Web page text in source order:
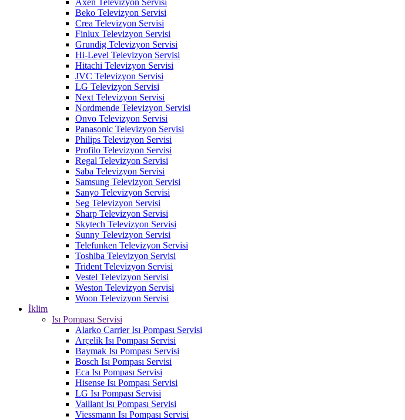
Axen Televizyon Servisi
Beko Televizyon Servisi
Crea Televizyon Servisi
Finlux Televizyon Servisi
Grundig Televizyon Servisi
Hi-Level Televizyon Servisi
Hitachi Televizyon Servisi
JVC Televizyon Servisi
LG Televizyon Servisi
Next Televizyon Servisi
Nordmende Televizyon Servisi
Onvo Televizyon Servisi
Panasonic Televizyon Servisi
Philips Televizyon Servisi
Profilo Televizyon Servisi
Regal Televizyon Servisi
Saba Televizyon Servisi
Samsung Televizyon Servisi
Sanyo Televizyon Servisi
Seg Televizyon Servisi
Sharp Televizyon Servisi
Skytech Televizyon Servisi
Sunny Televizyon Servisi
Telefunken Televizyon Servisi
Toshiba Televizyon Servisi
Trident Televizyon Servisi
Vestel Televizyon Servisi
Weston Televizyon Servisi
Woon Televizyon Servisi
İklim
Isı Pompası Servisi
Alarko Carrier Isı Pompası Servisi
Arçelik Isı Pompası Servisi
Baymak Isı Pompası Servisi
Bosch Isı Pompası Servisi
Eca Isı Pompası Servisi
Hisense Isı Pompası Servisi
LG Isı Pompası Servisi
Vaillant Isı Pompası Servisi
Viessmann Isı Pompası Servisi